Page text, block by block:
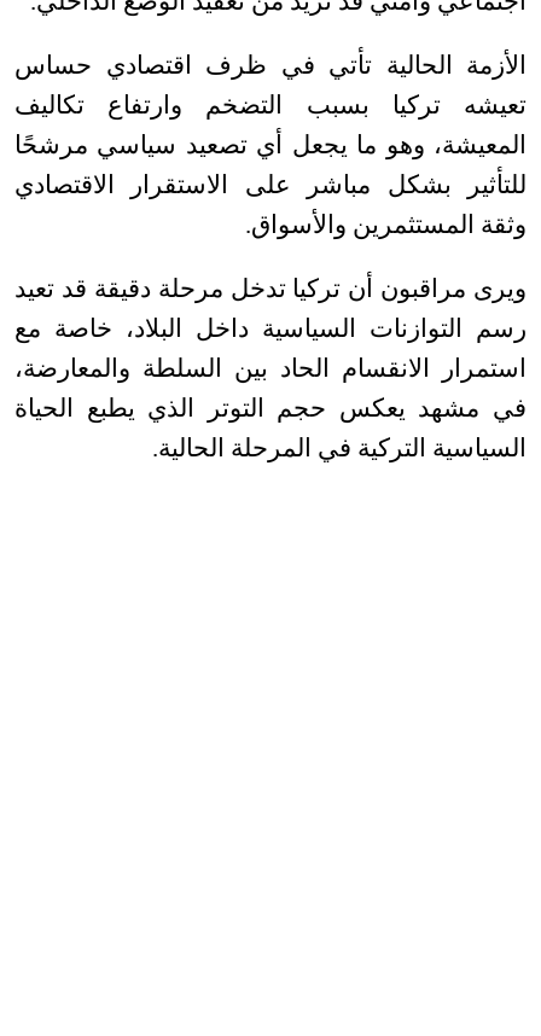
الأزمة الحالية تأتي في ظرف اقتصادي حساس
تعيشه تركيا بسبب التضخم وارتفاع تكاليف
المعيشة، وهو ما يجعل أي تصعيد سياسي مرشحًا
للتأثير بشكل مباشر على الاستقرار الاقتصادي
وثقة المستثمرين والأسواق.
ويرى مراقبون أن تركيا تدخل مرحلة دقيقة قد تعيد
رسم التوازنات السياسية داخل البلاد، خاصة مع
استمرار الانقسام الحاد بين السلطة والمعارضة،
في مشهد يعكس حجم التوتر الذي يطبع الحياة
السياسية التركية في المرحلة الحالية.